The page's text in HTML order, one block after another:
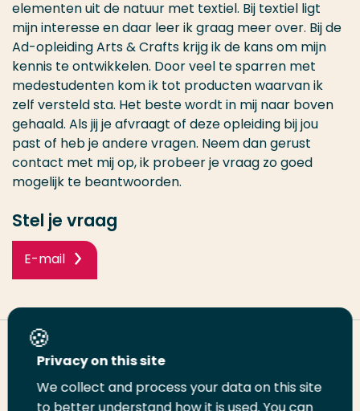
elementen uit de natuur met textiel. Bij textiel ligt
mijn interesse en daar leer ik graag meer over. Bij de
Ad-opleiding Arts & Crafts krijg ik de kans om mijn
kennis te ontwikkelen. Door veel te sparren met
medestudenten kom ik tot producten waarvan ik
zelf versteld sta. Het beste wordt in mij naar boven
gehaald. Als jij je afvraagt of deze opleiding bij jou
past of heb je andere vragen. Neem dan gerust
contact met mij op, ik probeer je vraag zo goed
mogelijk te beantwoorden.
Stel je vraag
E-mail
Deel deze pagina
Privacy on this site
We collect and process your data on this site